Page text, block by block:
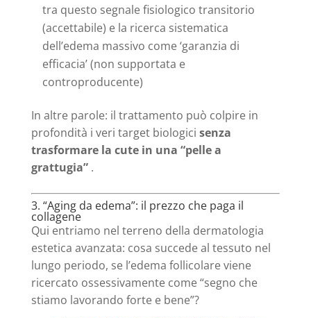
tra questo segnale fisiologico transitorio
(accettabile) e la ricerca sistematica
dell’edema massivo come ‘garanzia di
efficacia’ (non supportata e
controproducente)
In altre parole: il trattamento può colpire in
profondità i veri target biologici senza
trasformare la cute in una “pelle a
grattugia”.
3. “Aging da edema”: il prezzo che paga il
collagene
Qui entriamo nel terreno della dermatologia
estetica avanzata: cosa succede al tessuto nel
lungo periodo, se l’edema follicolare viene
ricercato ossessivamente come “segno che
stiamo lavorando forte e bene”?